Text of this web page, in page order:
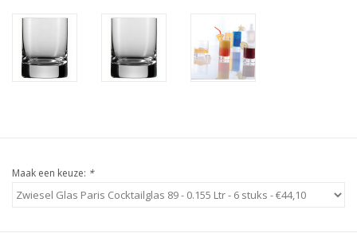
Maak een keuze: *